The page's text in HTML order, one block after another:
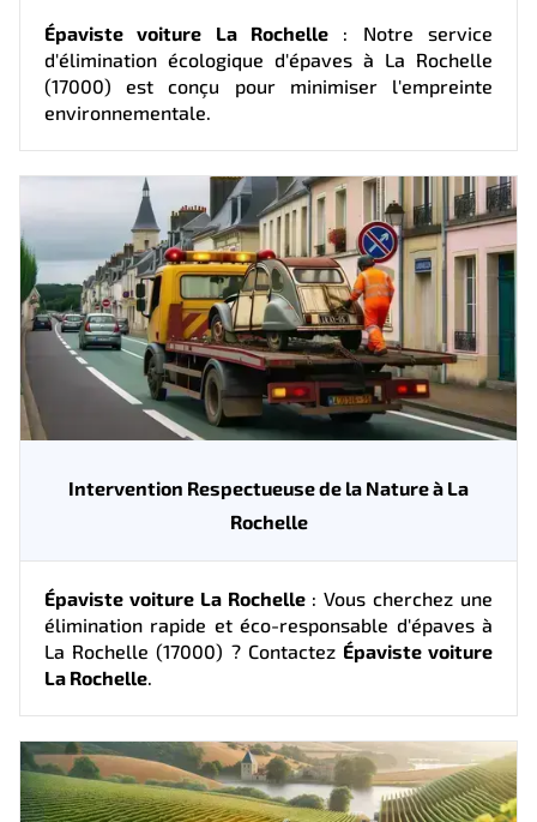
Épaviste voiture La Rochelle : Notre service
d'élimination écologique d'épaves à La Rochelle
(17000) est conçu pour minimiser l'empreinte
environnementale.
Intervention Respectueuse de la Nature à La
Rochelle
Épaviste voiture La Rochelle: Vous cherchez une
élimination rapide et éco-responsable d'épaves à
La Rochelle (17000) ? Contactez Épaviste voiture
La Rochelle.